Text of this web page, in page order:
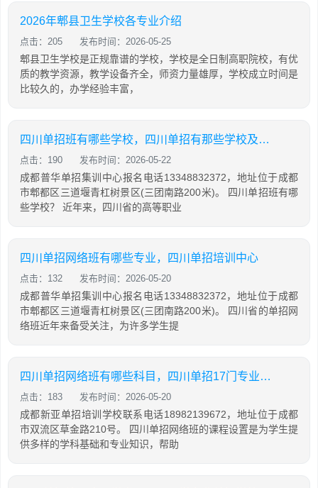
2026年郫县卫生学校各专业介绍
点击：205 发布时间：2026-05-25
郫县卫生学校是正规靠谱的学校，学校是全日制高职院校，有优
质的教学资源，教学设备齐全，师资力量雄厚，学校成立时间是
比较久的，办学经验丰富，
四川单招班有哪些学校，四川单招有那些学校及专业
点击：190 发布时间：2026-05-22
成都普华单招集训中心报名电话13348832372，地址位于成都
市郫都区三道堰青杠树景区(三团南路200米)。 四川单招班有哪
些学校？ 近年来，四川省的高等职业
四川单招网络班有哪些专业，四川单招培训中心
点击：132 发布时间：2026-05-20
成都普华单招集训中心报名电话13348832372，地址位于成都
市郫都区三道堰青杠树景区(三团南路200米)。 四川省的单招网
络班近年来备受关注，为许多学生提
四川单招网络班有哪些科目，四川单招17门专业有那些科目
点击：183 发布时间：2026-05-20
成都新亚单招培训学校联系电话18982139672，地址位于成都
市双流区草金路210号。 四川单招网络班的课程设置是为学生提
供多样的学科基础和专业知识，帮助